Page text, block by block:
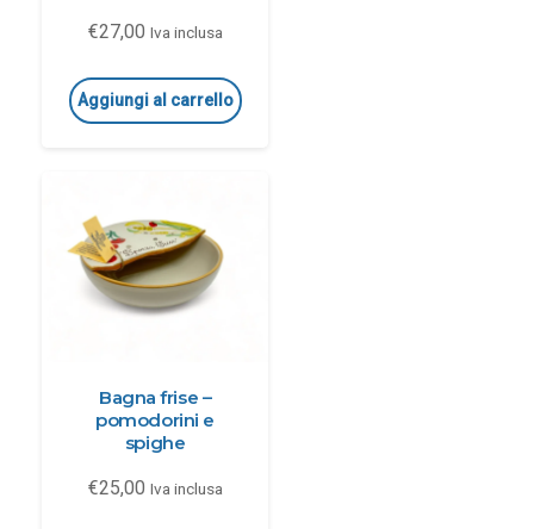
€27,00 Iva inclusa
Aggiungi al carrello
Bagna frise –
pomodorini e
spighe
€25,00 Iva inclusa